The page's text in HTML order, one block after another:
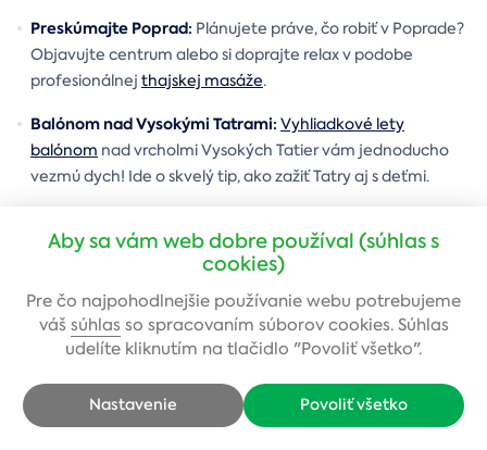
Preskúmajte Poprad: Plánujete práve, čo robiť v Poprade?
Objavujte centrum alebo si doprajte relax v podobe
profesionálnej thajskej masáže.
Balónom nad Vysokými Tatrami: Vyhliadkové lety
balónom nad vrcholmi Vysokých Tatier vám jednoducho
vezmú dych! Ide o skvelý tip, ako zažiť Tatry aj s deťmi.
Vyskúšajte sirafting v Červenom Kláštore. Splavy sú
povolené celoročne aj bez predošlého tréningu.
Vyskúšajte si ferraty:
Pripravte sa na zdolanie jedinečnej
ferraty vo Vysokých Tatrách, ktorá vedie cez Malú a Veľkú
Vystúpte na Gerlachovský štít:
Každý turista by mal aspoň
Aby sa vám web dobre používal (súhlas s
cookies)
Pre čo najpohodlnejšie používanie webu potrebujeme
váš súhlas so spracovaním súborov cookies. Súhlas
udelíte kliknutím na tlačidlo "Povoliť všetko".
Povoliť všetko
Nastavenie